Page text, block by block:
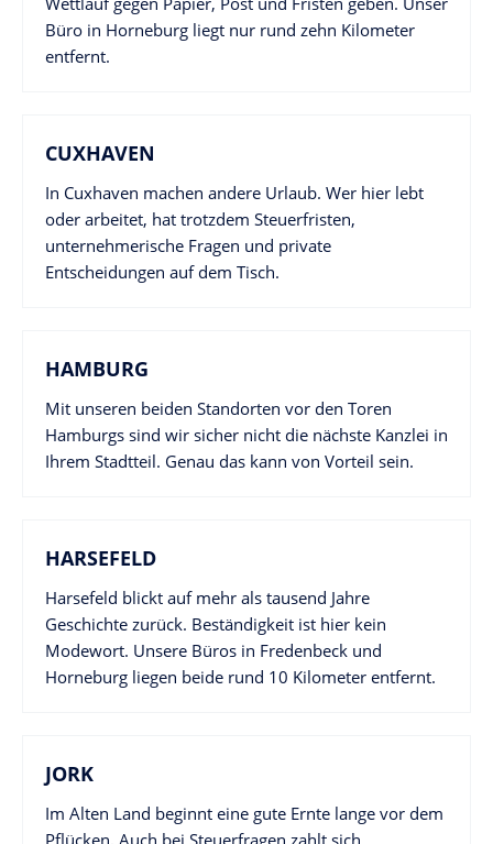
Büro in Horneburg liegt nur rund zehn Kilometer
entfernt.
CUXHAVEN
In Cuxhaven machen andere Urlaub. Wer hier lebt
oder arbeitet, hat trotzdem Steuerfristen,
unternehmerische Fragen und private
Entscheidungen auf dem Tisch.
HAMBURG
Mit unseren beiden Standorten vor den Toren
Hamburgs sind wir sicher nicht die nächste Kanzlei in
Ihrem Stadtteil. Genau das kann von Vorteil sein.
HARSEFELD
Harsefeld blickt auf mehr als tausend Jahre
Geschichte zurück. Beständigkeit ist hier kein
Modewort. Unsere Büros in Fredenbeck und
Horneburg liegen beide rund 10 Kilometer entfernt.
JORK
Im Alten Land beginnt eine gute Ernte lange vor dem